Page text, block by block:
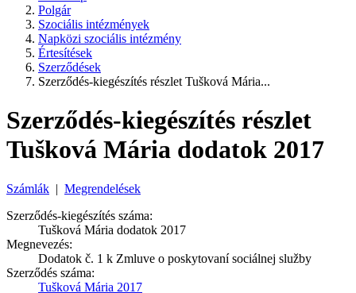
Polgár
Szociális intézmények
Napközi szociális intézmény
Értesítések
Szerződések
Szerződés-kiegészítés részlet Tušková Mária...
Szerződés-kiegészítés részlet
Tušková Mária dodatok 2017
Számlák | Megrendelések
Szerződés-kiegészítés száma:
Tušková Mária dodatok 2017
Megnevezés:
Dodatok č. 1 k Zmluve o poskytovaní sociálnej služby
Szerződés száma:
Tušková Mária 2017